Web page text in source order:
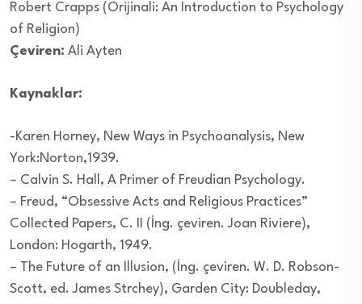
Robert Crapps (Orijinali: An Introduction to Psychology
of Religion)
Çeviren: Ali Ayten
Kaynaklar:
-Karen Horney, New Ways in Psychoanalysis, New
York:Norton,1939.
– Calvin S. Hall, A Primer of Freudian Psychology.
– Freud, “Obsessive Acts and Religious Practices”
Collected Papers, C. II (İng. çeviren. Joan Riviere),
London: Hogarth, 1949.
– The Future of an Illusion, (İng. çeviren. W. D. Robson-
Scott, ed. James Strchey), Garden City: Doubleday,